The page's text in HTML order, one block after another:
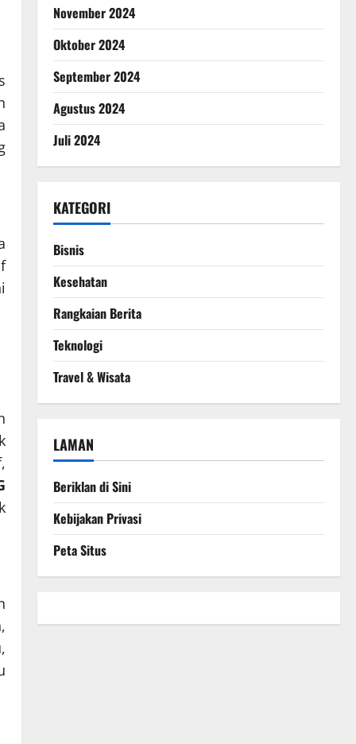
November 2024
Oktober 2024
September 2024
Agustus 2024
Juli 2024
KATEGORI
Bisnis
Kesehatan
Rangkaian Berita
Teknologi
Travel & Wisata
LAMAN
Beriklan di Sini
Kebijakan Privasi
Peta Situs